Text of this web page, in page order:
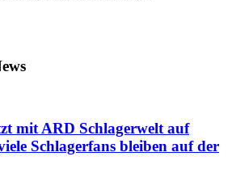
mit ARD Schlagerwelt auf
Schlagerfans bleiben auf der